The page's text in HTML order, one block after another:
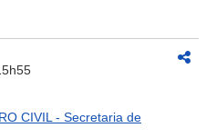
CIVIL - Secretaria de